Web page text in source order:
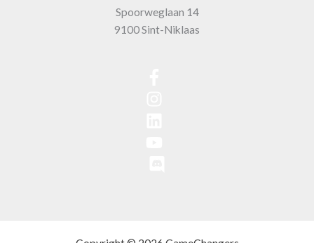
Spoorweglaan 14
9100 Sint-Niklaas